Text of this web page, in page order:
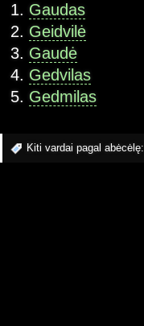
Gaudas
Geidvilė
Gaudė
Gedvilas
Gedmilas
Kiti vardai pagal abėcėlę: